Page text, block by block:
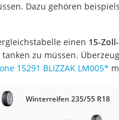
Marderschreck
AGM-Batterie
Thule-
Sommerreifen
Dazu gehören
einen 15-
zu müssen.
15291 BLIZZAK LM005*
Winterreifen 235/55 R18